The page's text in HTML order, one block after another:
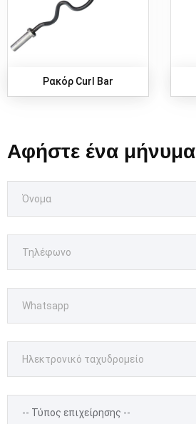
Ρακόρ Curl Bar
Αφήστε ένα μήνυμα